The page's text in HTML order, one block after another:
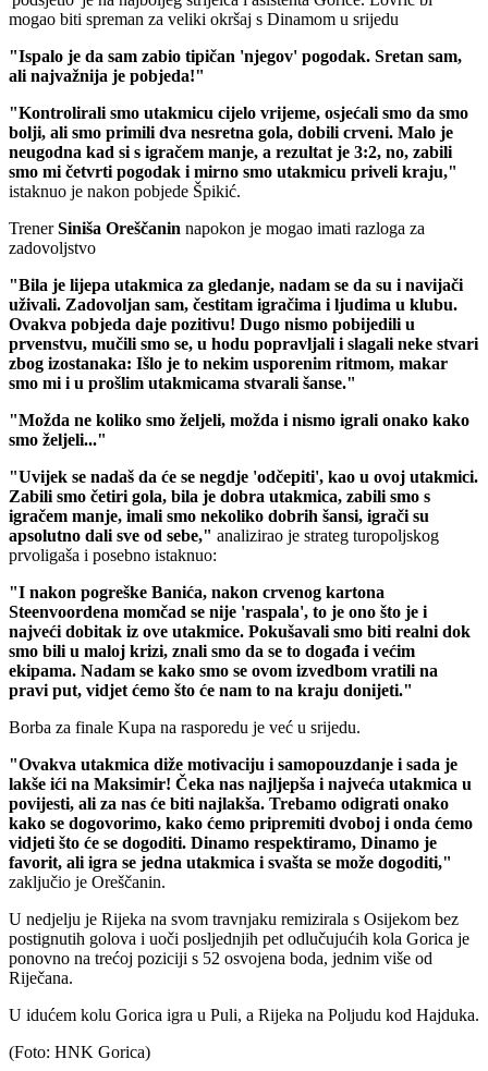
mogao biti spreman za veliki okršaj s Dinamom u srijedu
"Ispalo je da sam zabio tipičan 'njegov' pogodak. Sretan sam,
ali najvažnija je pobjeda!"
"Kontrolirali smo utakmicu cijelo vrijeme, osjećali smo da smo
bolji, ali smo primili dva nesretna gola, dobili crveni. Malo je
neugodna kad si s igračem manje, a rezultat je 3:2, no, zabili
smo mi četvrti pogodak i mirno smo utakmicu priveli kraju,"
istaknuo je nakon pobjede Špikić.
TrenerSiniša Oreščanin napokon je mogao imati razloga za
zadovoljstvo
"Bila je lijepa utakmica za gledanje, nadam se da su i navijači
uživali. Zadovoljan sam, čestitam igračima i ljudima u klubu.
Ovakva pobjeda daje pozitivu! Dugo nismo pobijedili u
prvenstvu, mučili smo se, u hodu popravljali i slagali neke stvari
zbog izostanaka: Išlo je to nekim usporenim ritmom, makar
smo mi i u prošlim utakmicama stvarali šanse."
"Možda ne koliko smo željeli, možda i nismo igrali onako kako
smo željeli..."
"Uvijek se nadaš da će se negdje 'odčepiti', kao u ovoj utakmici.
Zabili smo četiri gola, bila je dobra utakmica, zabili smo s
igračem manje, imali smo nekoliko dobrih šansi, igrači su
apsolutno dali sve od sebe," analizirao je strateg turopoljskog
prvoligaša i posebno istaknuo:
"I nakon pogreške Banića, nakon crvenog kartona
Steenvoordena momčad se nije 'raspala', to je ono što je i
najveći dobitak iz ove utakmice. Pokušavali smo biti realni dok
smo bili u maloj krizi, znali smo da se to događa i većim
ekipama. Nadam se kako smo se ovom izvedbom vratili na
pravi put, vidjet ćemo što će nam to na kraju donijeti."
Borba za finale Kupa na rasporedu je već u srijedu.
"Ovakva utakmica diže motivaciju i samopouzdanje i sada je
lakše ići na Maksimir! Čeka nas najljepša i najveća utakmica u
povijesti, ali za nas će biti najlakša. Trebamo odigrati onako
kako se dogovorimo, kako ćemo pripremiti dvoboj i onda ćemo
vidjeti što će se dogoditi. Dinamo respektiramo, Dinamo je
favorit, ali igra se jedna utakmica i svašta se može dogoditi,"
zaključio je Oreščanin.
U nedjelju je Rijeka na svom travnjaku remizirala s Osijekom bez
postignutih golova i uoči posljednjih pet odlučujućih kola Gorica je
ponovno na trećoj poziciji s 52 osvojena boda, jednim više od
Riječana.
U idućem kolu Gorica igra u Puli, a Rijeka na Poljudu kod Hajduka.
(Foto: HNK Gorica)